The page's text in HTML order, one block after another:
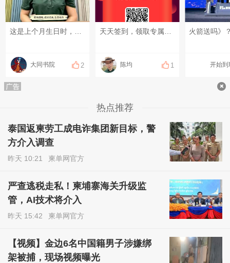
大同书院 2 陈均 1
火箭送吗》
开始到
热点推荐
泰国返柬劳工成电诈集团新目标，警
方介入调查
昨天 10:21 柬单网官方
严查逃税走私！柬埔寨海关升级监
管，AI技术将介入
昨天 15:42 柬单网官方
【视频】金边6名中国籍男子涉嫌绑
架被捕，现场视频曝光